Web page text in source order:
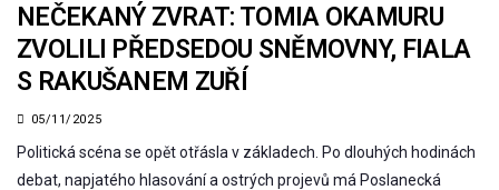
NEČEKANÝ ZVRAT: TOMIA OKAMURU
ZVOLILI PŘEDSEDOU SNĚMOVNY, FIALA
S RAKUŠANEM ZUŘÍ
05/11/2025
Politická scéna se opět otřásla v základech. Po dlouhých hodinách
debat, napjatého hlasování a ostrých projevů má Poslanecká